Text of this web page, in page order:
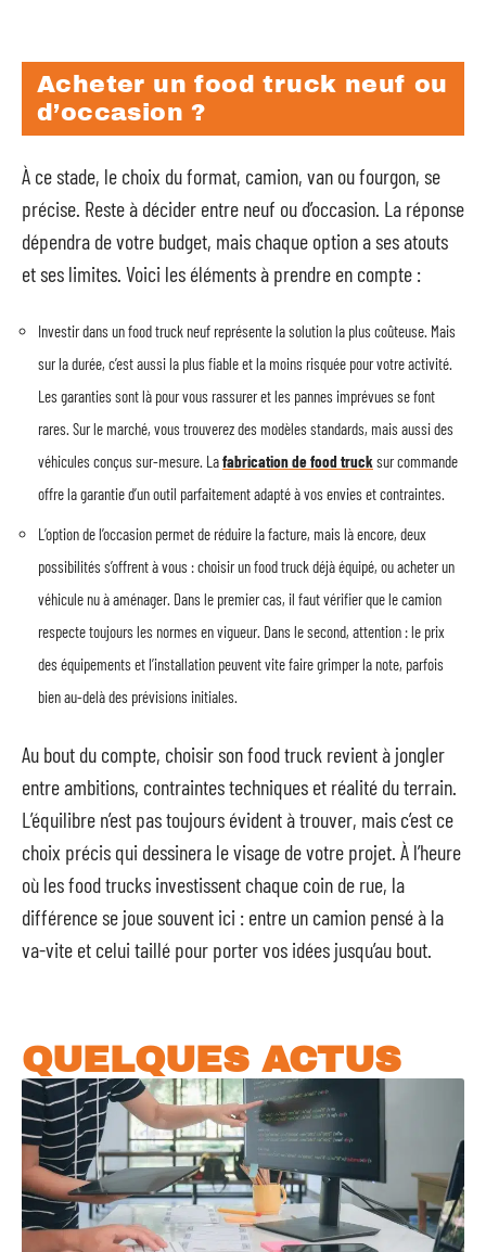
Acheter un food truck neuf ou
d’occasion ?
À ce stade, le choix du format, camion, van ou fourgon, se
précise. Reste à décider entre neuf ou d’occasion. La réponse
dépendra de votre budget, mais chaque option a ses atouts
et ses limites. Voici les éléments à prendre en compte :
Investir dans un food truck neuf représente la solution la plus coûteuse. Mais
sur la durée, c’est aussi la plus fiable et la moins risquée pour votre activité.
Les garanties sont là pour vous rassurer et les pannes imprévues se font
rares. Sur le marché, vous trouverez des modèles standards, mais aussi des
véhicules conçus sur-mesure. Lafabrication de food truck sur commande
offre la garantie d’un outil parfaitement adapté à vos envies et contraintes.
L’option de l’occasion permet de réduire la facture, mais là encore, deux
possibilités s’offrent à vous : choisir un food truck déjà équipé, ou acheter un
véhicule nu à aménager. Dans le premier cas, il faut vérifier que le camion
respecte toujours les normes en vigueur. Dans le second, attention : le prix
des équipements et l’installation peuvent vite faire grimper la note, parfois
bien au-delà des prévisions initiales.
Au bout du compte, choisir son food truck revient à jongler
entre ambitions, contraintes techniques et réalité du terrain.
L’équilibre n’est pas toujours évident à trouver, mais c’est ce
choix précis qui dessinera le visage de votre projet. À l’heure
où les food trucks investissent chaque coin de rue, la
différence se joue souvent ici : entre un camion pensé à la
va-vite et celui taillé pour porter vos idées jusqu’au bout.
QUELQUES ACTUS